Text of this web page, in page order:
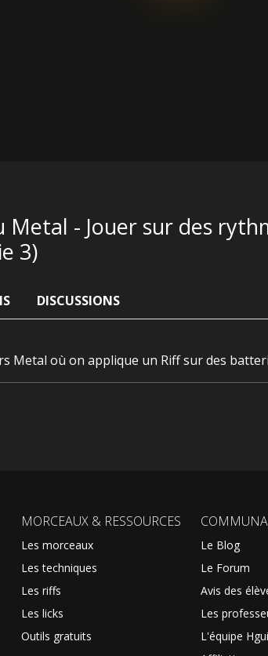
Metal - Jouer sur des
3)
DISCUSSIONS
Metal où on applique un Riff sur des
MORCEAUX & RESSOURCES
Les morceaux
Les techniques
Les riffs
Les licks
Outils gratuits
Le Blog
Le Forum
Avis des
Les
L'équipe